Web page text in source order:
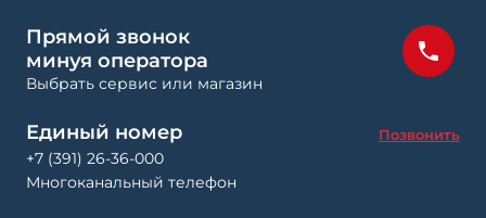
Прямой звонок
минуя оператора
Выбрать сервис или магазин
Единый номер Позвонить
+7 (391) 26-36-000
Многоканальный телефон